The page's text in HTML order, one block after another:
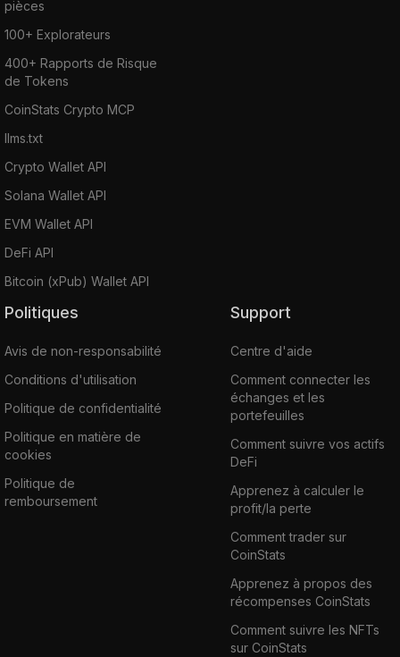
pièces
100+ Explorateurs
400+ Rapports de Risque
de Tokens
CoinStats Crypto MCP
llms.txt
Crypto Wallet API
Solana Wallet API
EVM Wallet API
DeFi API
Bitcoin (xPub) Wallet API
Politiques
Avis de non-responsabilité
Conditions d'utilisation
Politique de confidentialité
Politique en matière de
cookies
Politique de
remboursement
Support
Centre d'aide
Comment connecter les
échanges et les
portefeuilles
Comment suivre vos actifs
DeFi
Apprenez à calculer le
profit/la perte
Comment trader sur
CoinStats
Apprenez à propos des
récompenses CoinStats
Comment suivre les NFTs
sur CoinStats